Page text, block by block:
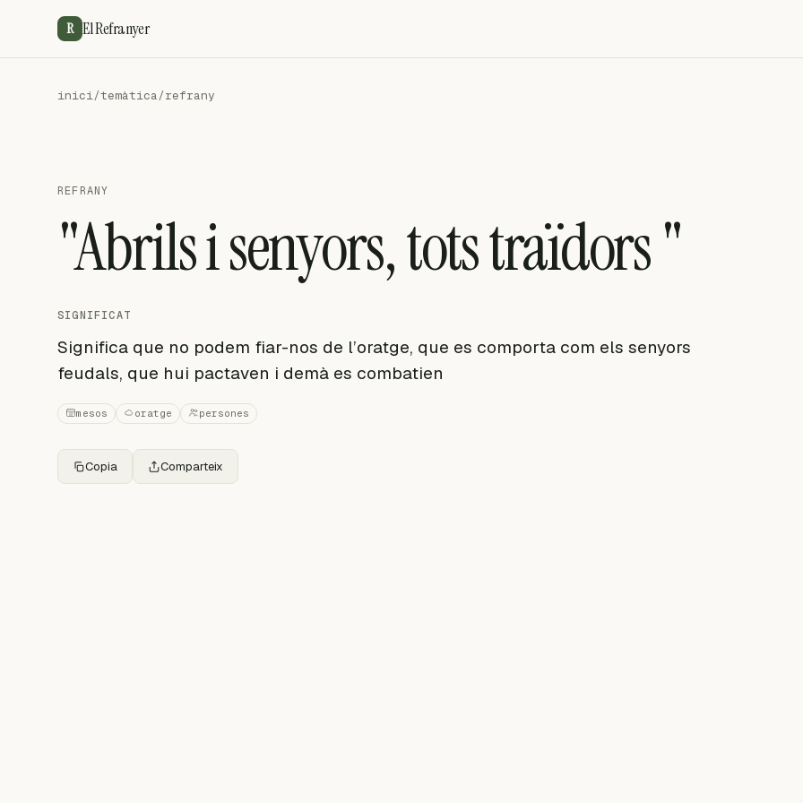
R El Refranyer
inici/temàtica/refrany
REFRANY
"Abrils i senyors, tots traïdors "
SIGNIFICAT
Significa que no podem fiar-nos de l’oratge, que es comporta com els senyors
feudals, que hui pactaven i demà es combatien
mesos oratge persones
Copia Comparteix